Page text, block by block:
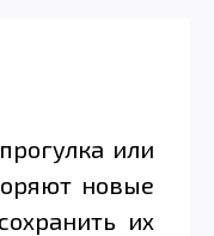
или
новые
их